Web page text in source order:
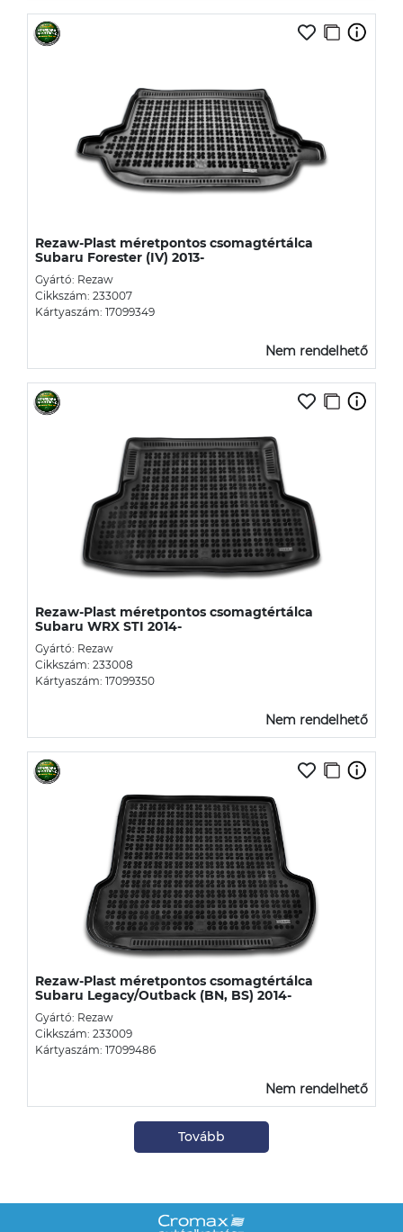
Rezaw-Plast méretpontos csomagtértálca
Subaru Forester (IV) 2013-
Gyártó: Rezaw
Cikkszám: 233007
Kártyaszám: 17099349
Nem rendelhető
Rezaw-Plast méretpontos csomagtértálca
Subaru WRX STI 2014-
Gyártó: Rezaw
Cikkszám: 233008
Kártyaszám: 17099350
Nem rendelhető
Rezaw-Plast méretpontos csomagtértálca
Subaru Legacy/Outback (BN, BS) 2014-
Gyártó: Rezaw
Cikkszám: 233009
Kártyaszám: 17099486
Nem rendelhető
Tovább